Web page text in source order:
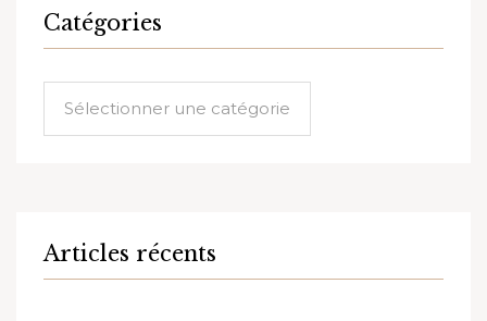
Catégories
Articles récents